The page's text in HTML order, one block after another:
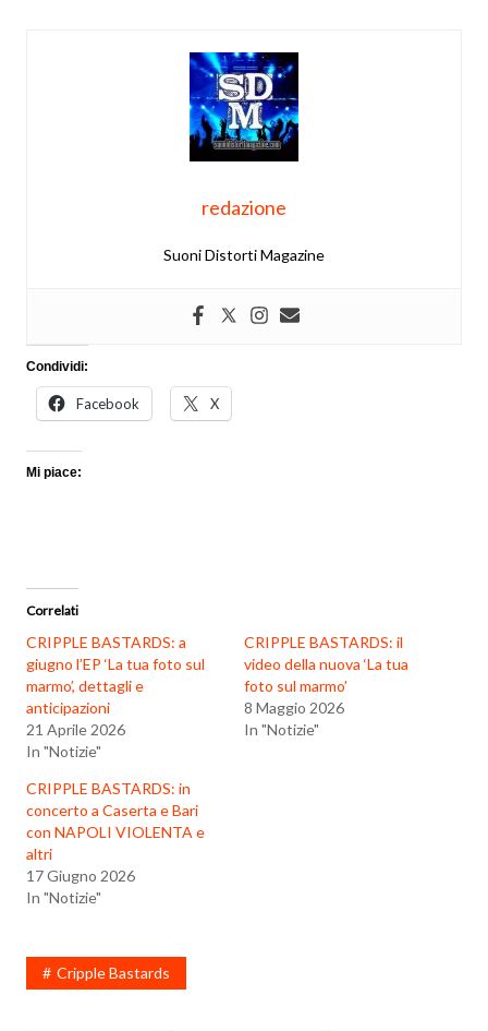
redazione
Suoni Distorti Magazine
Condividi:
Facebook X
Mi piace:
Correlati
CRIPPLE BASTARDS: a
giugno l’EP ‘La tua foto sul
marmo’, dettagli e
anticipazioni
21 Aprile 2026
In "Notizie"
CRIPPLE BASTARDS: il
video della nuova ‘La tua
foto sul marmo’
8 Maggio 2026
In "Notizie"
CRIPPLE BASTARDS: in
concerto a Caserta e Bari
con NAPOLI VIOLENTA e
altri
17 Giugno 2026
In "Notizie"
Cripple Bastards